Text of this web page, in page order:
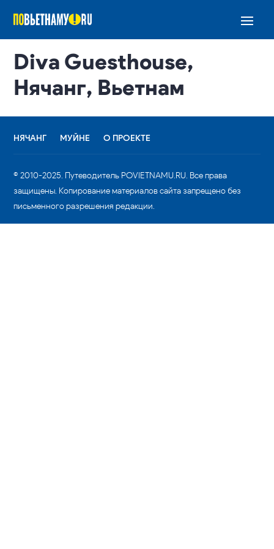
Diva Guesthouse,
Нячанг, Вьетнам
НЯЧАНГ МУЙНЕ О ПРОЕКТЕ
© 2010-2025. Путеводитель POVIETNAMU.RU. Все права
защищены. Копирование материалов сайта запрещено без
письменного разрешения редакции.